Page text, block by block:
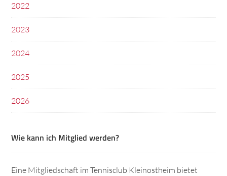
2022
2023
2024
2025
2026
Wie kann ich Mitglied werden?
Eine Mitgliedschaft im Tennisclub Kleinostheim bietet